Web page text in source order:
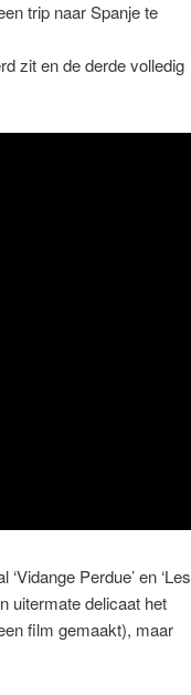
trip naar Spanje te
zit en de derde volledig
‘Vidange Perdue’ en ‘Les
uitermate delicaat het
film gemaakt), maar